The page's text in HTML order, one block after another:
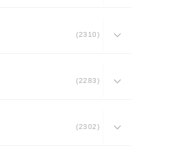
2310
2283
2302